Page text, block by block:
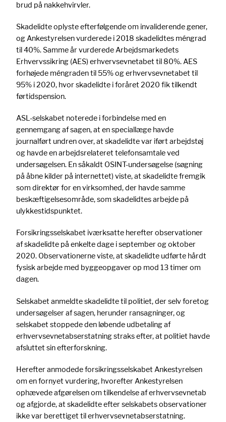
brud på nakkehvirvler.
Skadelidte oplyste efterfølgende om invaliderende gener,
og Ankestyrelsen vurderede i 2018 skadelidtes méngrad
til 40%. Samme år vurderede Arbejdsmarkedets
Erhvervssikring (AES) erhvervsevnetabet til 80%. AES
forhøjede méngraden til 55% og erhvervsevnetabet til
95% i 2020, hvor skadelidte i foråret 2020 fik tilkendt
førtidspension.
ASL-selskabet noterede i forbindelse med en
gennemgang af sagen, at en speciallæge havde
journalført undren over, at skadelidte var iført arbejdstøj
og havde en arbejdsrelateret telefonsamtale ved
undersøgelsen. En såkaldt OSINT-undersøgelse (søgning
på åbne kilder på internettet) viste, at skadelidte fremgik
som direktør for en virksomhed, der havde samme
beskæftigelsesområde, som skadelidtes arbejde på
ulykkestidspunktet.
Forsikringsselskabet iværksatte herefter observationer
af skadelidte på enkelte dage i september og oktober
2020. Observationerne viste, at skadelidte udførte hårdt
fysisk arbejde med byggeopgaver op mod 13 timer om
dagen.
Selskabet anmeldte skadelidte til politiet, der selv foretog
undersøgelser af sagen, herunder ransagninger, og
selskabet stoppede den løbende udbetaling af
erhvervsevnetabserstatning straks efter, at politiet havde
afsluttet sin efterforskning.
Herefter anmodede forsikringsselskabet Ankestyrelsen
om en fornyet vurdering, hvorefter Ankestyrelsen
ophævede afgørelsen om tilkendelse af erhvervsevnetab
og afgjorde, at skadelidte efter selskabets observationer
ikke var berettiget til erhvervsevnetabserstatning.